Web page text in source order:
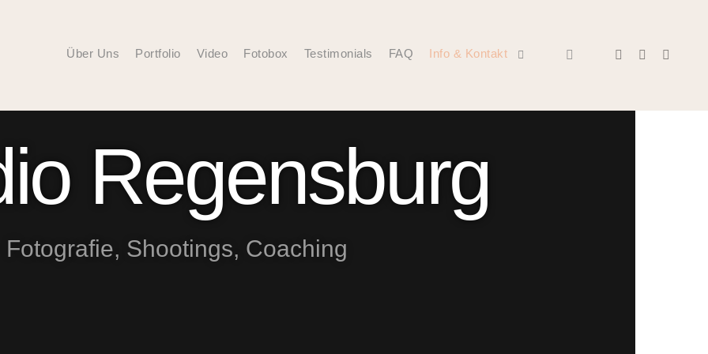
Über Uns Portfolio Video Fotobox Testimonials FAQ Info & Kontakt
Regensburg
Fotografie, Shootings, Coaching